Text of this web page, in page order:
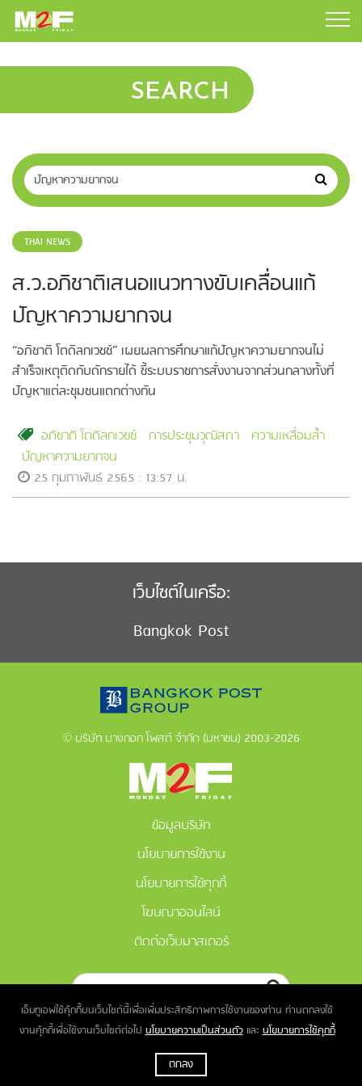
เอ็มทูเอฟใช้คุ้กกี้บนเว็บไซต์นี้เพื่อเพิ่มประสิทธิภาพการใช้งานของท่าน ท่านตกลงใช้
งานคุ้กกี้เพื่อใช้งานเว็บไซต์ต่อไปนโยบายความเป็นส่วนตัวและนโยบายการใช้คุกกี้
ตกลง
SEARCH
THAI NEWS
ส.ว.อภิชาติเสนอแนวทางขับเคลื่อนแก้
ปัญหาความยากจน
“อภิชาติ โตดิลกเวชช์” เผยผลการศึกษาแก้ปัญหาความยากจนไม่
สำเร็จเหตุติดกับดักรายได้ ชี้ระบบราชการสั่งงานจากส่วนกลางทั้งที่
ปัญหาแต่ละชุมชนแตกต่างกัน
อภิชาติ โตดิลกเวชช์ การประชุมวุฒิสภา ความเหลื่อมล้ำ
ปัญหาความยากจน
25 กุมภาพันธ์ 2565 : 13:57 น.
เว็บไซต์ในเครือ:
Bangkok Post
© บริษัท บางกอก โพสต์ จำกัด (มหาชน) 2003-2026
ข้อมูลบริษัท
นโยบายการใช้งาน
นโยบายการใช้คุกกี้
โฆษณาออนไลน์
ติดต่อเว็บมาสเตอร์